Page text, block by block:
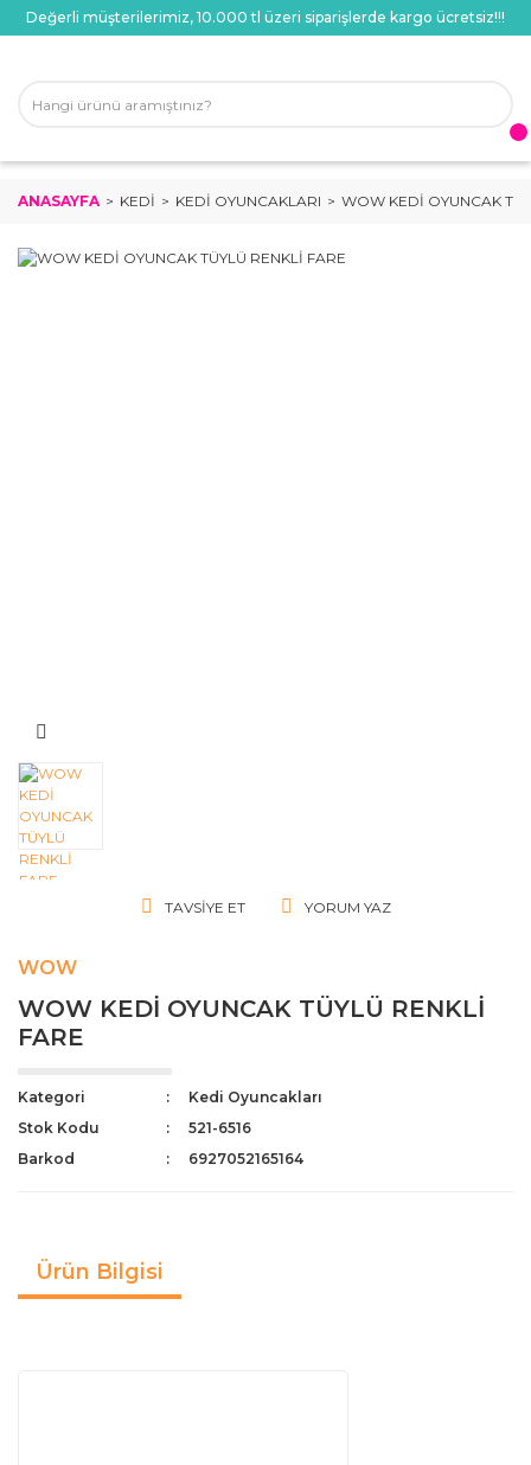
Değerli müşterilerimiz, 10.000 tl üzeri siparişlerde kargo ücretsiz!!!
ANASAYFA KEDI KEDI OYUNCAKLARI WOW KEDİ OYUNCAK
TAVSIYE ET YORUM YAZ
WOW
WOW KEDİ OYUNCAK TÜYLÜ RENKLİ
FARE
Kategori
Kedi Oyuncakları
Stok Kodu
521-6516
Barkod
6927052165164
Ürün Bilgisi